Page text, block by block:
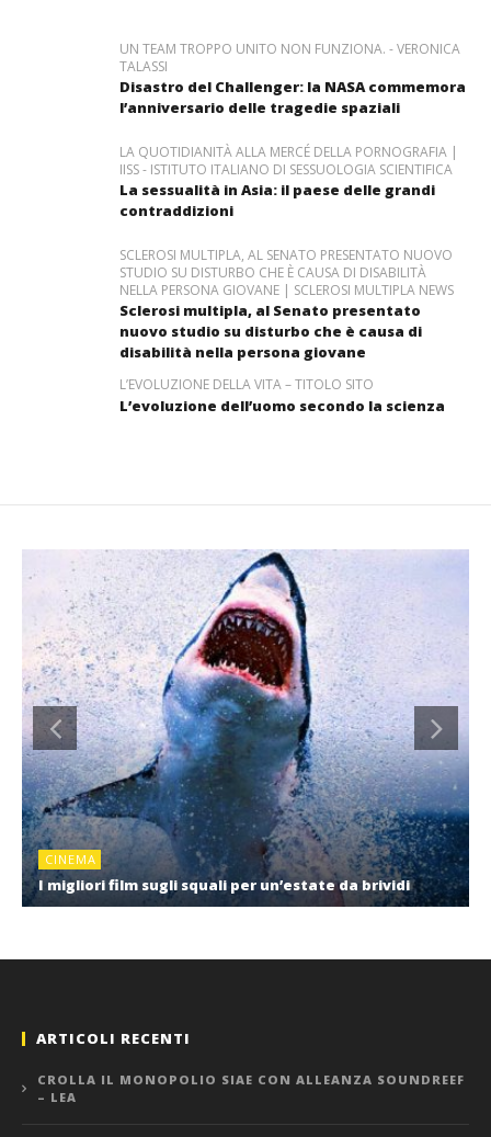
UN TEAM TROPPO UNITO NON FUNZIONA. - VERONICA
TALASSI
Disastro del Challenger: la NASA commemora
l’anniversario delle tragedie spaziali
LA QUOTIDIANITÀ ALLA MERCÉ DELLA PORNOGRAFIA |
IISS - ISTITUTO ITALIANO DI SESSUOLOGIA SCIENTIFICA
La sessualità in Asia: il paese delle grandi
contraddizioni
SCLEROSI MULTIPLA, AL SENATO PRESENTATO NUOVO
STUDIO SU DISTURBO CHE È CAUSA DI DISABILITÀ
NELLA PERSONA GIOVANE | SCLEROSI MULTIPLA NEWS
Sclerosi multipla, al Senato presentato
nuovo studio su disturbo che è causa di
disabilità nella persona giovane
L’EVOLUZIONE DELLA VITA – TITOLO SITO
L’evoluzione dell’uomo secondo la scienza
CINEMA
I migliori film sugli squali per un’estate da brividi
ARTICOLI RECENTI
CROLLA IL MONOPOLIO SIAE CON ALLEANZA SOUNDREEF
– LEA